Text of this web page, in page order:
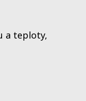
a teploty,